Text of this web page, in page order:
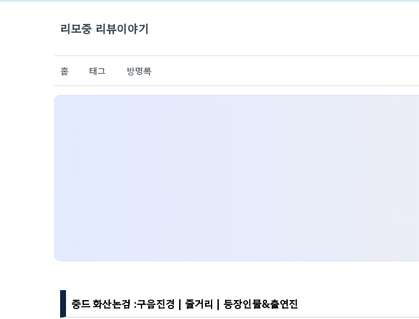
리모중 리뷰이야기
홈 태그 방명록
중드 화산논검 :구음진경 | 줄거리 | 등장인물&출연진